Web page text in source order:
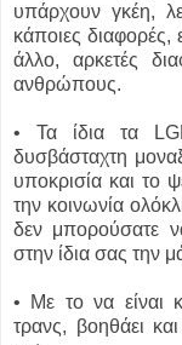
υπάρχουν γκέη,
κάποιες διαφορές,
άλλο, αρκετές
ανθρώπους.
• Τα ίδια τα
δυσβάσταχτη
υποκρισία και το
την κοινωνία
δεν μπορούσατε
στην ίδια σας την
• Με το να είναι
τρανς, βοηθάει